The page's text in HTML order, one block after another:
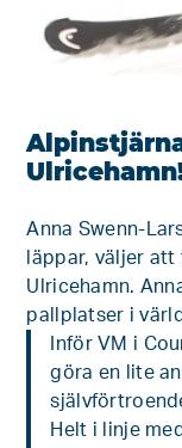
Anna Swenn-
läppar, väljer
Ulricehamn.
pallplatser i
Inför VM i
göra en lite
Helt i linje